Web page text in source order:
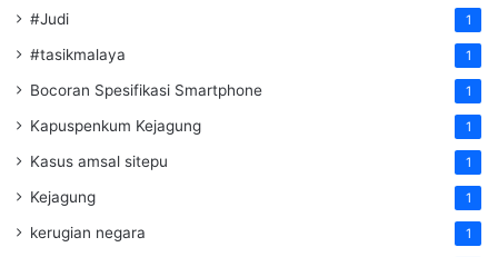
#Judi 1
#tasikmalaya 1
Bocoran Spesifikasi Smartphone 1
Kapuspenkum Kejagung 1
Kasus amsal sitepu 1
Kejagung 1
kerugian negara 1